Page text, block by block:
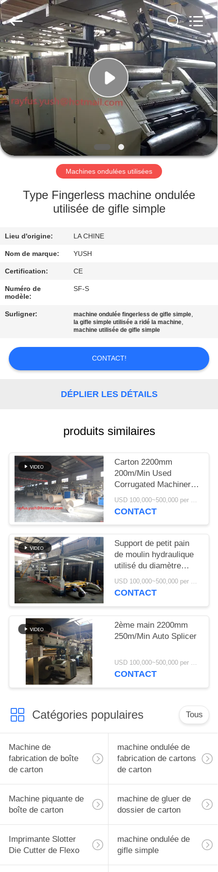
MAISON
PRODUITS
AU
SUJET
DE
NOUS
VISITE
D'USINE
CONTRÔLE
DE
QUALITÉ
CONTACTEZ-
NOUS
NOUVELLES
DU
SITE
PRIVACY
POLICY
-
2026
YUSH
CARTON
MACHINE
COMPANY.
All
Rights
Reserved.
Machines ondulées utilisées
Type Fingerless machine ondulée
utilisée de gifle simple
Lieu d'origine: LA CHINE
Nom de marque: YUSH
Certification: CE
Numéro de
modèle:
SF-S
Surligner: machine ondulée fingerless de gifle simple,
la gifle simple utilisée a ridé la machine,
machine utilisée de gifle simple
CONTACT!
DÉPLIER LES DÉTAILS
produits similaires
Carton 2200mm
200m/Min Used
Corrugated Machinery
de 7 couches
USD 100,000~500,000 per set MOQ:1 ensemble
CONTACT
Support de petit pain
de moulin hydraulique
utilisé du diamètre
1500mm Shaftless de
la largeur 2200mm
USD 100,000~500,000 per set MOQ:1 ensemble
CONTACT
2ème main 2200mm
250m/Min Auto Splicer
USD 100,000~500,000 per set MOQ:1 ensemble
CONTACT
Catégories populaires Tous
Machine de
fabrication de boîte
de carton
machine ondulée de
fabrication de cartons
de carton
Machine piquante de
boîte de carton
machine de gluer de
dossier de carton
Imprimante Slotter
Die Cutter de Flexo
machine ondulée de
gifle simple